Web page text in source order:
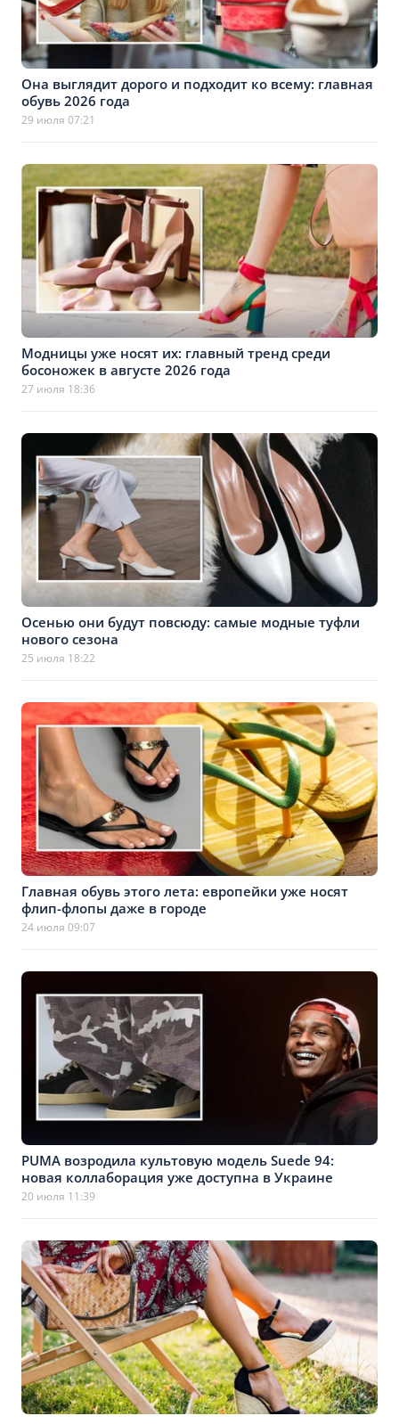
Она выглядит дорого и подходит ко всему: главная
обувь 2026 года
29 июля 07:21
Модницы уже носят их: главный тренд среди
босоножек в августе 2026 года
27 июля 18:36
Осенью они будут повсюду: самые модные туфли
нового сезона
25 июля 18:22
Главная обувь этого лета: европейки уже носят
флип-флопы даже в городе
24 июля 09:07
PUMA возродила культовую модель Suede 94:
новая коллаборация уже доступна в Украине
20 июля 11:39